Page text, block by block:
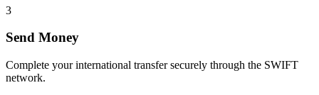
3
Send Money
Complete your international transfer securely through the SWIFT
network.